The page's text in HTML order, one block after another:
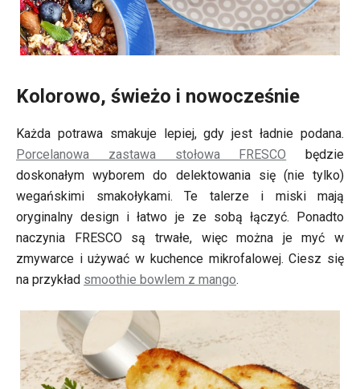
Kolorowo, świeżo i nowocześnie
Każda potrawa smakuje lepiej, gdy jest ładnie podana.
Porcelanowa zastawa stołowa FRESCO będzie
doskonałym wyborem do delektowania się (nie tylko)
wegańskimi smakołykami. Te talerze i miski mają
oryginalny design i łatwo je ze sobą łączyć. Ponadto
naczynia FRESCO są trwałe, więc można je myć w
zmywarce i używać w kuchence mikrofalowej. Ciesz się
na przykład smoothie bowlem z mango.